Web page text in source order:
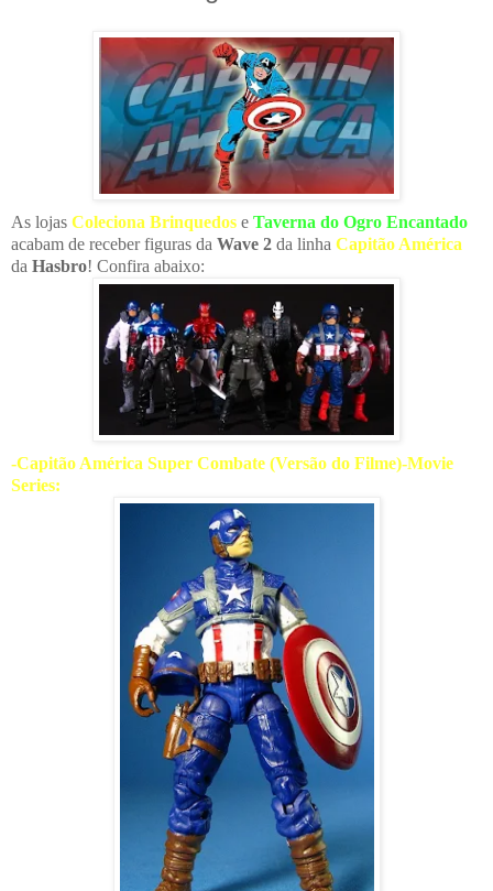
As lojas Coleciona Brinquedos e Taverna do Ogro Encantado
acabam de receber figuras da Wave 2 da linha Capitão América
da Hasbro! Confira abaixo:
-Capitão América Super Combate (Versão do Filme)-Movie
Series: